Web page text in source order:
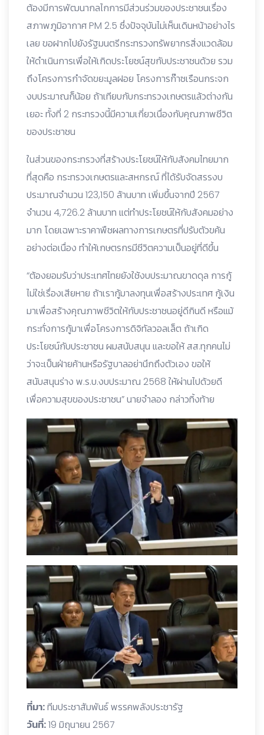
ต้องมีการพัฒนากลไกการมีส่วนร่วมของประชาชนเรื่อง
สภาพภูมิอากาศ PM 2.5 ซึ่งปัจจุบันไม่เห็นเดินหน้าอย่างไร
เลย ขอฝากไปยังรัฐมนตรีกระทรวงทรัพยากรสิ่งแวดล้อม
ให้ดำเนินการเพื่อให้เกิดประโยชน์สุขกับประชาชนด้วย รวม
ถึงโครงการกำจัดขยะมูลฝอย โครงการก๊าซเรือนกระจก
งบประมาณก็น้อย ถ้าเทียบกับกระทรวงเกษตรแล้วต่างกัน
เยอะ ทั้งที่ 2 กระทรวงนี้มีความเกี่ยวเนื่องกับคุณภาพชีวิต
ของประชาชน
ในส่วนของกระทรวงที่สร้างประโยชน์ให้กับสังคมไทยมาก
ที่สุดคือ กระทรวงเกษตรและสหกรณ์ ที่ได้รับจัดสรรงบ
ประมาณจำนวน 123,150 ล้านบาท เพิ่มขึ้นจากปี 2567
จำนวน 4,726.2 ล้านบาท แต่ทำประโยชน์ให้กับสังคมอย่าง
มาก โดยเฉพาะราคาพืชผลทางการเกษตรที่ปรับตัวขค้น
อย่างต่อเนื่อง ทำให้เกษตรกรมีชีวิตความเป็นอยู่ที่ดีขึ้น
“ต้องยอมรับว่าประเทศไทยยังใช้งบประมาณขาดดุล การกู้
ไม่ใช่เรื่องเสียหาย ถ้าเรากู้มาลงทุนเพื่อสร้างประเทศ กู้เงิน
มาเพื่อสร้างคุณภาพชีวิตให้กับประชาชนอยู่ดีกินดี หรือแม้
กระทั่งการกู้มาเพื่อโครงการดิจิทัลวอลเล็ต ถ้าเกิด
ประโยชน์กับประชาชน ผมสนับสนุน และขอให้ สส.ทุกคนไม่
ว่าจะเป็นฝ่ายค้านหรือรัฐบาลอย่านึกถึงตัวเอง ขอให้
สนับสนุนร่าง พ.ร.บ.งบประมาณ 2568 ให้ผ่านไปด้วยดี
เพื่อความสุขของประชาชน” นายจำลอง กล่าวทิ้งท้าย
ที่มา:ทีมประชาสัมพันธ์ พรรคพลังประชารัฐ
วันที่:19 มิถุนายน 2567